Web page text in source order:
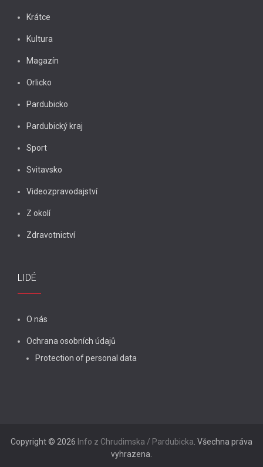
Krátce
Kultura
Magazín
Orlicko
Pardubicko
Pardubický kraj
Sport
Svitavsko
Videozpravodajství
Z okolí
Zdravotnictví
LIDÉ
O nás
Ochrana osobních údajů
Protection of personal data
Copyright © 2026 Info z Chrudimska / Pardubicka. Všechna práva
vyhrazena.